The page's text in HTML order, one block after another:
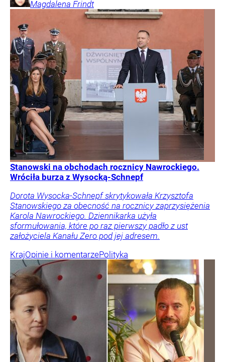
Magdalena Frindt
Stanowski na obchodach rocznicy Nawrockiego.
Wróciła burza z Wysocką-Schnepf
Dorota Wysocka-Schnepf skrytykowała Krzysztofa
Stanowskiego za obecność na rocznicy zaprzysiężenia
Karola Nawrockiego. Dziennikarka użyła
sformułowania, które po raz pierwszy padło z ust
założyciela Kanału Zero pod jej adresem.
KrajOpinie i komentarzePolityka